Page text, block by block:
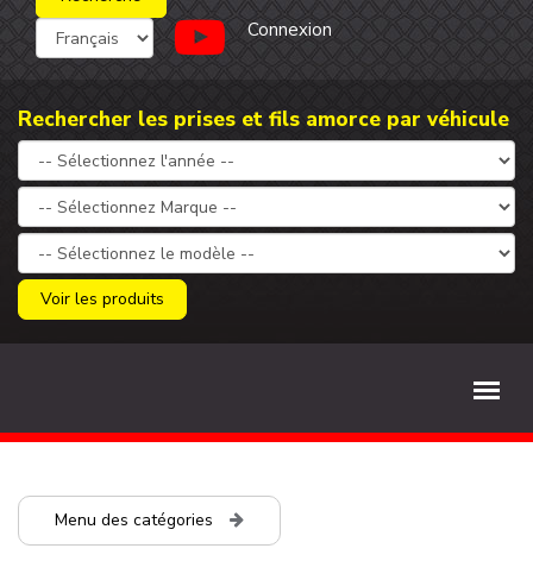
Connexion
Rechercher les prises et fils amorce par véhicule
Voir les produits
Menu des catégories